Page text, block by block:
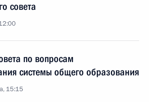
совета
по вопросам
системы общего образования
15:15